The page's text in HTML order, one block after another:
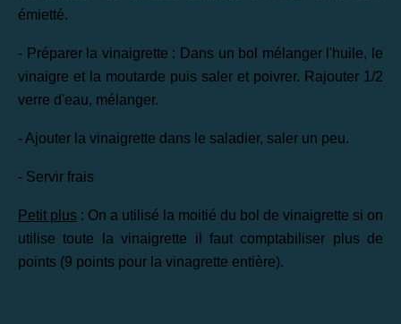
émietté.
- Préparer la vinaigrette : Dans un bol mélanger l'huile, le
vinaigre et la moutarde puis saler et poivrer. Rajouter 1/2
verre d'eau, mélanger.
- Ajouter la vinaigrette dans le saladier, saler un peu.
- Servir frais
Petit plus : On a utilisé la moitié du bol de vinaigrette si on
utilise toute la vinaigrette il faut comptabiliser plus de
points (9 points pour la vinagrette entière).